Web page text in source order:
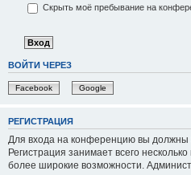
Скрыть моё пребывание на
ВОЙТИ ЧЕРЕЗ
Facebook Google
РЕГИСТРАЦИЯ
Для входа на конференцию вы должны
Регистрация занимает всего
более широкие возможности.